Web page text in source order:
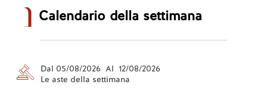
Calendario della settimana
Dal 05/08/2026 Al 12/08/2026
Le aste della settimana